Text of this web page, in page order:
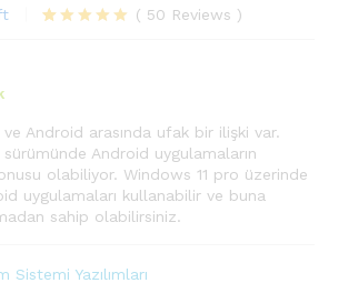
aldı
( 50 Reviews )
Android arasında ufak bir ilişki var.
Android uygulamaların
olabiliyor. Windows 11 pro üzerinde
uygulamaları kullanabilir ve buna
sahip olabilirsiniz.
Sistemi Yazılımları